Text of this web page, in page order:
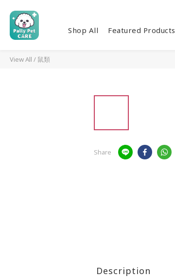
Shop All Featured Products
View All / 鼠類
Share
Description